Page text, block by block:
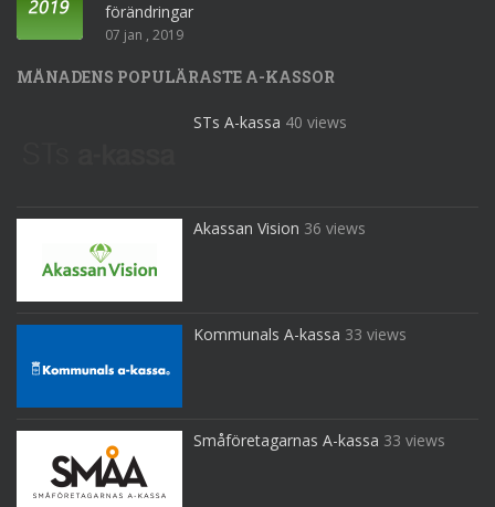
förändringar
07 jan , 2019
MÅNADENS POPULÄRASTE A-KASSOR
STs A-kassa 40 views
Akassan Vision 36 views
Kommunals A-kassa 33 views
Småföretagarnas A-kassa 33 views